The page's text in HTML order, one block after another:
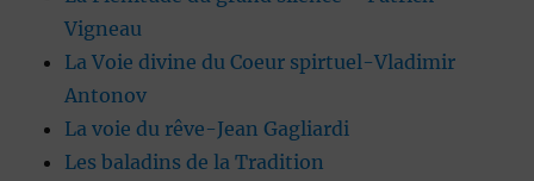
Vigneau
La Voie divine du Coeur spirtuel-Vladimir
Antonov
La voie du rêve-Jean Gagliardi
Les baladins de la Tradition